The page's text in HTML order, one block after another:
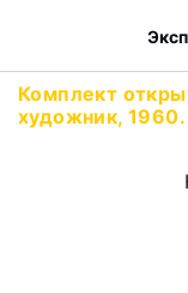
Комплект
художник, 1960.